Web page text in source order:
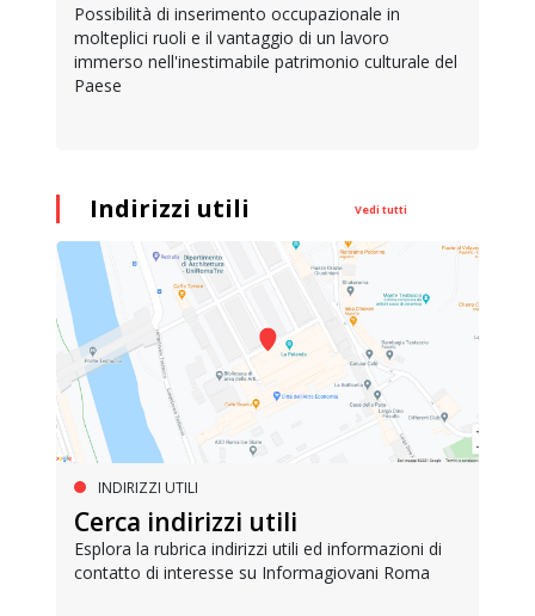
Possibilità di inserimento occupazionale in
molteplici ruoli e il vantaggio di un lavoro
immerso nell'inestimabile patrimonio culturale del
Paese
Indirizzi utili Vedi tutti
INDIRIZZI UTILI
Cerca indirizzi utili
Esplora la rubrica indirizzi utili ed informazioni di
contatto di interesse su Informagiovani Roma